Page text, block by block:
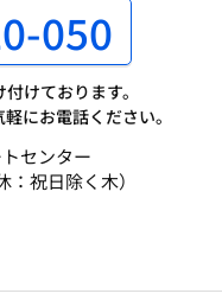
050
けております。
にお電話ください。
センター
：祝日除く木）